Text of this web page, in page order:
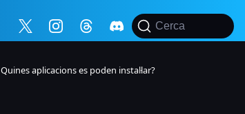
Cerca
Quines aplicacions es poden instal·lar?